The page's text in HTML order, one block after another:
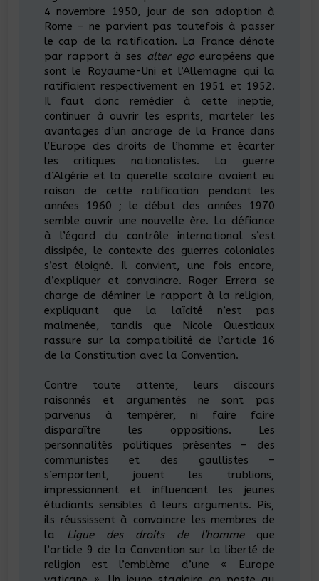
4 novembre 1950, jour de son adoption à
Rome – ne parvient pas toutefois à passer
le cap de la ratification. La France dénote
par rapport à ses alter egoeuropéens que
sont le Royaume-Uni et l’Allemagne qui la
ratifiaient respectivement en 1951 et 1952.
Il faut donc remédier à cette ineptie,
continuer à ouvrir les esprits, marteler les
avantages d’un ancrage de la France dans
l’Europe des droits de l’homme et écarter
les critiques nationalistes. La guerre
d’Algérie et la querelle scolaire avaient eu
raison de cette ratification pendant les
années 1960 ; le début des années 1970
semble ouvrir une nouvelle ère. La défiance
à l’égard du contrôle international s’est
dissipée, le contexte des guerres coloniales
s’est éloigné. Il convient, une fois encore,
d’expliquer et convaincre. Roger Errera se
charge de déminer le rapport à la religion,
expliquant que la laïcité n’est pas
malmenée, tandis que Nicole Questiaux
rassure sur la compatibilité de l’article 16
de la Constitution avec la Convention.
Contre toute attente, leurs discours
raisonnés et argumentés ne sont pas
parvenus à tempérer, ni faire faire
disparaître les oppositions. Les
personnalités politiques présentes – des
communistes et des gaullistes –
s’emportent, jouent les trublions,
impressionnent et influencent les jeunes
étudiants sensibles à leurs arguments. Pis,
ils réussissent à convaincre les membres de
la Ligue des droits de l’hommeque
l’article 9 de la Convention sur la liberté de
religion est l’emblème d’une « Europe